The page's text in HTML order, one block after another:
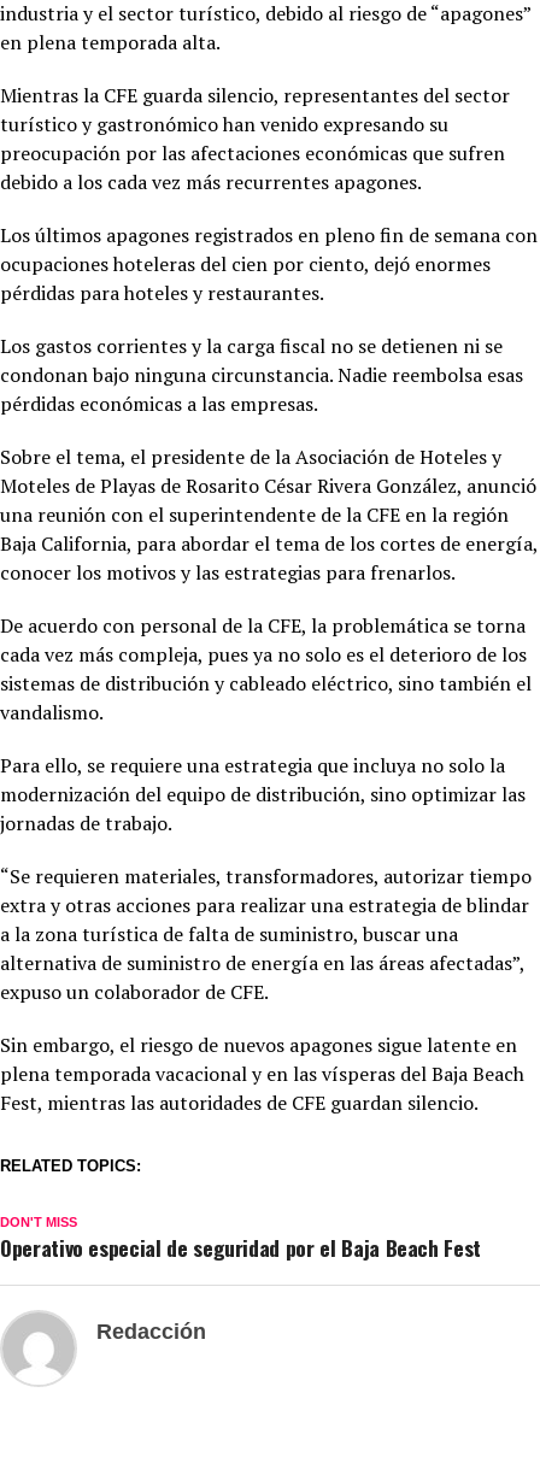
industria y el sector turístico, debido al riesgo de “apagones”
en plena temporada alta.
Mientras la CFE guarda silencio, representantes del sector
turístico y gastronómico han venido expresando su
preocupación por las afectaciones económicas que sufren
debido a los cada vez más recurrentes apagones.
Los últimos apagones registrados en pleno fin de semana con
ocupaciones hoteleras del cien por ciento, dejó enormes
pérdidas para hoteles y restaurantes.
Los gastos corrientes y la carga fiscal no se detienen ni se
condonan bajo ninguna circunstancia. Nadie reembolsa esas
pérdidas económicas a las empresas.
Sobre el tema, el presidente de la Asociación de Hoteles y
Moteles de Playas de Rosarito César Rivera González, anunció
una reunión con el superintendente de la CFE en la región
Baja California, para abordar el tema de los cortes de energía,
conocer los motivos y las estrategias para frenarlos.
De acuerdo con personal de la CFE, la problemática se torna
cada vez más compleja, pues ya no solo es el deterioro de los
sistemas de distribución y cableado eléctrico, sino también el
vandalismo.
Para ello, se requiere una estrategia que incluya no solo la
modernización del equipo de distribución, sino optimizar las
jornadas de trabajo.
“Se requieren materiales, transformadores, autorizar tiempo
extra y otras acciones para realizar una estrategia de blindar
a la zona turística de falta de suministro, buscar una
alternativa de suministro de energía en las áreas afectadas”,
expuso un colaborador de CFE.
Sin embargo, el riesgo de nuevos apagones sigue latente en
plena temporada vacacional y en las vísperas del Baja Beach
Fest, mientras las autoridades de CFE guardan silencio.
RELATED TOPICS:
DON'T MISS
Operativo especial de seguridad por el Baja Beach Fest
Redacción